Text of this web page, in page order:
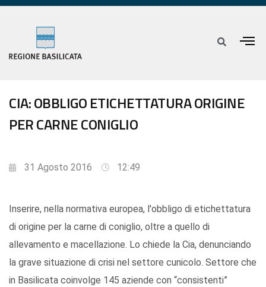
CIA: OBBLIGO ETICHETTATURA ORIGINE
PER CARNE CONIGLIO
31 Agosto 2016 12:49
Inserire, nella normativa europea, l'obbligo di etichettatura
di origine per la carne di coniglio, oltre a quello di
allevamento e macellazione. Lo chiede la Cia, denunciando
la grave situazione di crisi nel settore cunicolo. Settore che
in Basilicata coinvolge 145 aziende con “consistenti”